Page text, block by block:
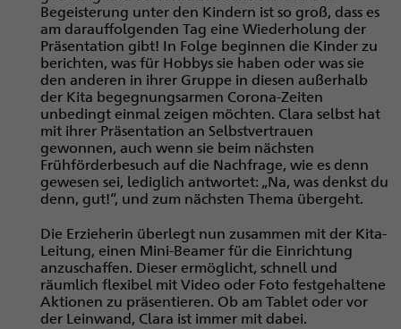
Begeisterung unter den Kindern ist so groß, dass es
am darauffolgenden Tag eine Wiederholung der
Präsentation gibt! In Folge beginnen die Kinder zu
berichten, was für Hobbys sie haben oder was sie
den anderen in ihrer Gruppe in diesen außerhalb
der Kita begegnungsarmen Corona-Zeiten
unbedingt einmal zeigen möchten. Clara selbst hat
mit ihrer Präsentation an Selbstvertrauen
gewonnen, auch wenn sie beim nächsten
Frühförderbesuch auf die Nachfrage, wie es denn
gewesen sei, lediglich antwortet: „Na, was denkst du
denn, gut!“, und zum nächsten Thema übergeht.
Die Erzieherin überlegt nun zusammen mit der Kita-
Leitung, einen Mini-Beamer für die Einrichtung
anzuschaffen. Dieser ermöglicht, schnell und
räumlich flexibel mit Video oder Foto festgehaltene
Aktionen zu präsentieren. Ob am Tablet oder vor
der Leinwand, Clara ist immer mit dabei.